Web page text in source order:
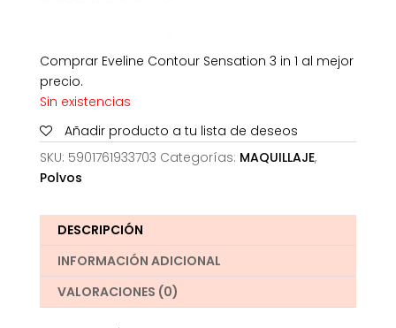
Comprar Eveline Contour Sensation 3 in 1 al mejor
precio.
Sin existencias
Añadir producto a tu lista de deseos
SKU: 5901761933703 Categorías: MAQUILLAJE,
Polvos
DESCRIPCIÓN
INFORMACIÓN ADICIONAL
VALORACIONES (0)